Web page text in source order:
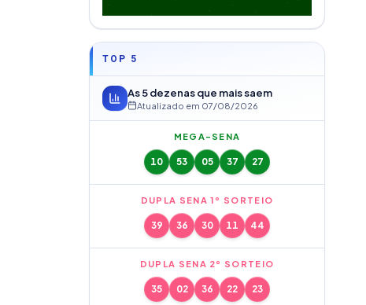
TOP 5
As 5 dezenas que mais saem
Atualizado em 07/08/2026
MEGA-SENA
10 53 05 37 27
DUPLA SENA 1º SORTEIO
39 36 30 11 44
DUPLA SENA 2º SORTEIO
35 02 36 22 23